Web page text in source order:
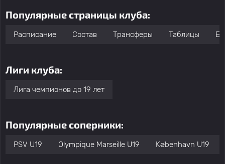
Популярные страницы клуба:
Расписание Состав Трансферы Таблицы
Лиги клуба:
Лига чемпионов до 19 лет
Популярные соперники:
PSV U19 Olympique Marseille U19 København U19